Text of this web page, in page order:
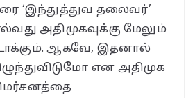
‘இந்துத்துவ தலைவர்’
அதிமுகவுக்கு மேலும்
ஆகவே, இதனால்
என அதிமுக